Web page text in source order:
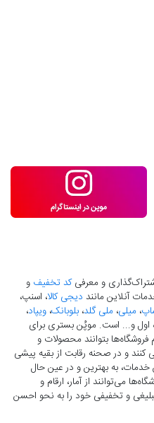
و معرفیکد تخفیف و
آنلاین مانند دیجی کالا، اسنپ،
، میلی، ملی گلد، بلوبانک، ویپاد،
اول و... است. موپُن بستری برای
بتوانند محصولات و
و در صحنه رقابت از بقیه پیشی
خدمات، به بهترین و در عین حال
می‌توانند از آمار، ارقام و
و تخفیفی خود را به نحو احسن